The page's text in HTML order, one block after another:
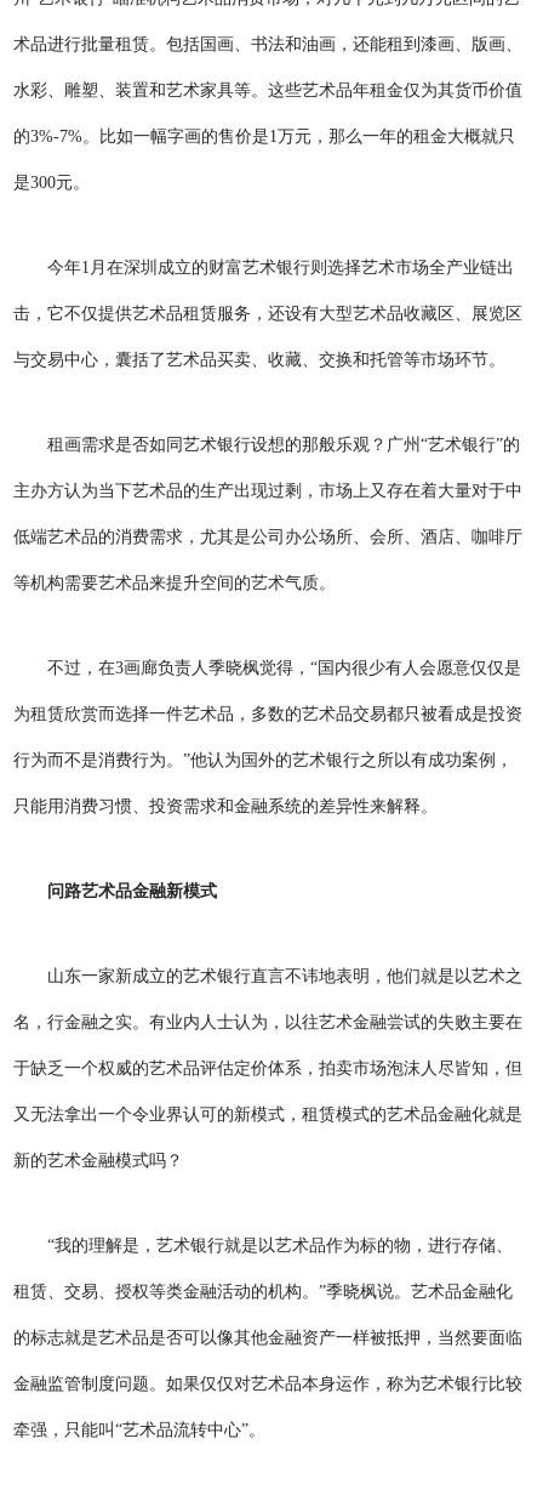
术品进行批量租赁。包括国画、书法和油画，还能租到漆画、版画、
水彩、雕塑、装置和艺术家具等。这些艺术品年租金仅为其货币价值
的3%-7%。比如一幅字画的售价是1万元，那么一年的租金大概就只
是300元。
今年1月在深圳成立的财富艺术银行则选择艺术市场全产业链出
击，它不仅提供艺术品租赁服务，还设有大型艺术品收藏区、展览区
与交易中心，囊括了艺术品买卖、收藏、交换和托管等市场环节。
租画需求是否如同艺术银行设想的那般乐观？广州“艺术银行”的
主办方认为当下艺术品的生产出现过剩，市场上又存在着大量对于中
低端艺术品的消费需求，尤其是公司办公场所、会所、酒店、咖啡厅
等机构需要艺术品来提升空间的艺术气质。
不过，在3画廊负责人季晓枫觉得，“国内很少有人会愿意仅仅是
为租赁欣赏而选择一件艺术品，多数的艺术品交易都只被看成是投资
行为而不是消费行为。”他认为国外的艺术银行之所以有成功案例，
只能用消费习惯、投资需求和金融系统的差异性来解释。
问路艺术品金融新模式
山东一家新成立的艺术银行直言不讳地表明，他们就是以艺术之
名，行金融之实。有业内人士认为，以往艺术金融尝试的失败主要在
于缺乏一个权威的艺术品评估定价体系，拍卖市场泡沫人尽皆知，但
又无法拿出一个令业界认可的新模式，租赁模式的艺术品金融化就是
新的艺术金融模式吗？
“我的理解是，艺术银行就是以艺术品作为标的物，进行存储、
租赁、交易、授权等类金融活动的机构。”季晓枫说。艺术品金融化
的标志就是艺术品是否可以像其他金融资产一样被抵押，当然要面临
金融监管制度问题。如果仅仅对艺术品本身运作，称为艺术银行比较
牵强，只能叫“艺术品流转中心”。